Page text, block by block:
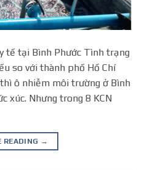
tế tại Bình Phước Tình trạng
so với thành phố Hồ Chí
ô nhiễm môi trường ở Bình
xúc. Nhưng trong 8 KCN
READING →